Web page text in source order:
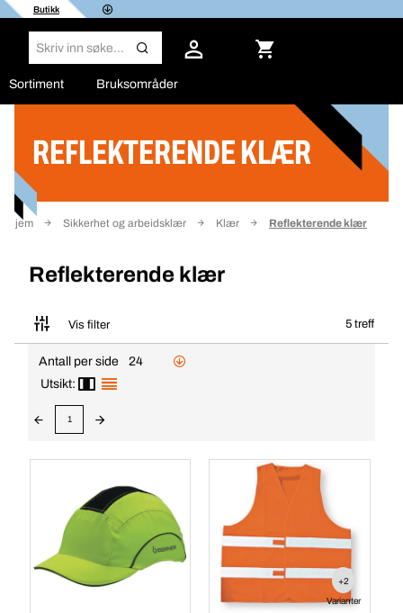
Butikk
Sortiment Bruksområder
REFLEKTERENDE KLÆR
Hjem Sikkerhet og arbeidsklær Klær Reflekterende klær
Reflekterende klær
Vis filter 5 treff
Filter
Antall per side
24
Utsikt:
1
+2
Varianter